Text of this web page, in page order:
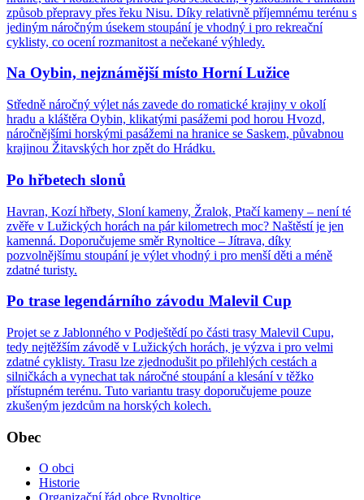
způsob přepravy přes řeku Nisu. Díky relativně příjemnému terénu s
jediným náročným úsekem stoupání je vhodný i pro rekreační
cyklisty, co ocení rozmanitost a nečekané výhledy.
Na Oybin, nejznámější místo Horní Lužice
Středně náročný výlet nás zavede do romatické krajiny v okolí
hradu a kláštěra Oybin, klikatými pasážemi pod horou Hvozd,
náročnějšími horskými pasážemi na hranice se Saskem, půvabnou
krajinou Žitavských hor zpět do Hrádku.
Po hřbetech slonů
Havran, Kozí hřbety, Sloní kameny, Žralok, Ptačí kameny – není té
zvěře v Lužických horách na pár kilometrech moc? Naštěstí je jen
kamenná. Doporučujeme směr Rynoltice – Jítrava, díky
pozvolnějšímu stoupání je výlet vhodný i pro menší děti a méně
zdatné turisty.
Po trase legendárního závodu Malevil Cup
Projet se z Jablonného v Podještědí po části trasy Malevil Cupu,
tedy nejtěžším závodě v Lužických horách, je výzva i pro velmi
zdatné cyklisty. Trasu lze zjednodušit po přilehlých cestách a
silničkách a vynechat tak náročné stoupání a klesání v těžko
přístupném terénu. Tuto variantu trasy doporučujeme pouze
zkušeným jezdcům na horských kolech.
Obec
O obci
Historie